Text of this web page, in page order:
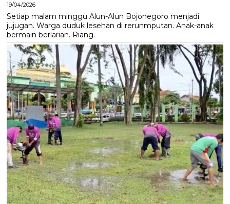
19/04/2026
Setiap malam minggu Alun-Alun Bojonegoro menjadi
jujugan. Warga duduk lesehan di rerunmputan. Anak-anak
bermain berlarian. Riang.